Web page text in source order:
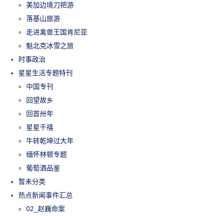
美加边境刀把游
落基山旅游
走进禽兽王国肯尼亚
魁北克冰雪之旅
时事政治
星星生活专题特刊
中国专刊
回望故乡
回首卅年
星星千禧
牛转乾坤过大年
缅怀林顿专题
葡萄酒品鉴
暂未分类
热点新闻事件汇总
02_赵巍命案